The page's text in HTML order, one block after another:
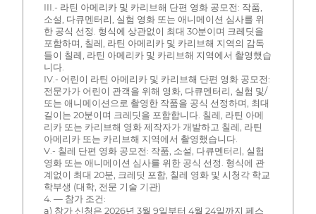
III.- 라틴 아메리카 및 카리브해 단편 영화 공모전: 작품,
소설, 다큐멘터리, 실험 영화 또는 애니메이션 심사를 위
한 공식 선정. 형식에 상관없이 최대 30분이며 크레딧을
포함하며, 칠레, 라틴 아메리카 및 카리브해 지역의 감독
들이 칠레, 라틴 아메리카 및 카리브해 지역에서 촬영했습
니다.
IV.- 어린이 라틴 아메리카 및 카리브해 단편 영화 공모전:
전문가가 어린이 관객을 위해 영화, 다큐멘터리, 실험 및/
또는 애니메이션으로 촬영한 작품을 공식 선정하며, 최대
길이는 20분이며 크레딧을 포함합니다. 칠레, 라틴 아메
리카 또는 카리브해 영화 제작자가 개발하고 칠레, 라틴
아메리카 또는 카리브해 지역에서 촬영했습니다.
V.- 칠레 단편 영화 공모전: 작품, 소설, 다큐멘터리, 실험
영화 또는 애니메이션 심사를 위한 공식 선정. 형식에 관
계없이 최대 20분, 크레딧 포함, 칠레 영화 및 시청각 학교
학부생 (대학, 전문 기술 기관)
4. — 참가 조건:
a) 참가 신청은 2026년 3월 9일부터 4월 24일까지 페스